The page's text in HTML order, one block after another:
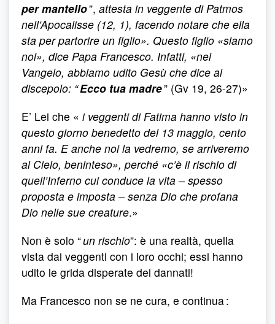
per mantello”, attesta in veggente di Patmos
nell’Apocalisse (12, 1), facendo notare che ella
sta per partorire un figlio». Questo figlio «siamo
noi», dice Papa Francesco. Infatti, «nel
Vangelo, abbiamo udito Gesù che dice al
discepolo: “Ecco tua madre” (Gv 19, 26-27)»
E’ Lei che « i veggenti di Fatima hanno visto in
questo giorno benedetto del 13 maggio, cento
anni fa. E anche noi la vedremo, se arriveremo
al Cielo, beninteso», perché «c’è il rischio di
quell’Inferno cui conduce la vita – spesso
proposta e imposta – senza Dio che profana
Dio nelle sue creature.»
Non è solo “un rischio”: è una realtà, quella
vista dai veggenti con i loro occhi; essi hanno
udito le grida disperate dei dannati!
Ma Francesco non se ne cura, e continua :